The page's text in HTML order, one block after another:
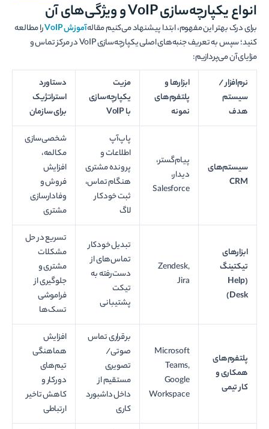
انواع یکپارچه‌سازی VoIP و ویژگی‌های آن
برای درک بهتر این مفهوم، ابتدا پیشنهاد می‌کنیم مقالهآموزش VoIP
را مطالعه
کنید؛ سپس به تعریف جنبه‌های اصلی یکپارچه‌سازی VoIP در مرکز تماس و
مزایای آن می‌پردازیم:
نرم‌افزار /
سیستم
هدف
ابزارها و
پلتفرم‌های
نمونه
مزیت
یکپارچه‌سازی
با
دستاورد
استراتژیک
برای سازمان
سیستم‌های
CRM
پیام‌گستر،
دیدار،
Salesforce
پاپ‌آپ
اطلاعات و
پرونده مشتری
هنگام تماس،
ثبت خودکار
لاگ
شخصی‌سازی
مکالمه،
افزایش
فروش و
وفادارسازی
مشتری
ابزارهای
تیکتینگ
(Help
Desk)
Zendesk,
Jira
تبدیل خودکار
تماس‌های از
دست‌رفته به
تیکت
پشتیبانی
تسریع در حل
مشکلات
مشتری و
جلوگیری از
فراموشی
تسک‌ها
پلتفرم‌های
همکاری و
کار تیمی
Microsoft
Teams,
Google
Workspace
برقراری تماس
صوتی/
تصویری
مستقیم از
داخل داشبورد
کاری
افزایش
هماهنگی
تیم‌های
دورکار و
کاهش تاخیر
ارتباطی